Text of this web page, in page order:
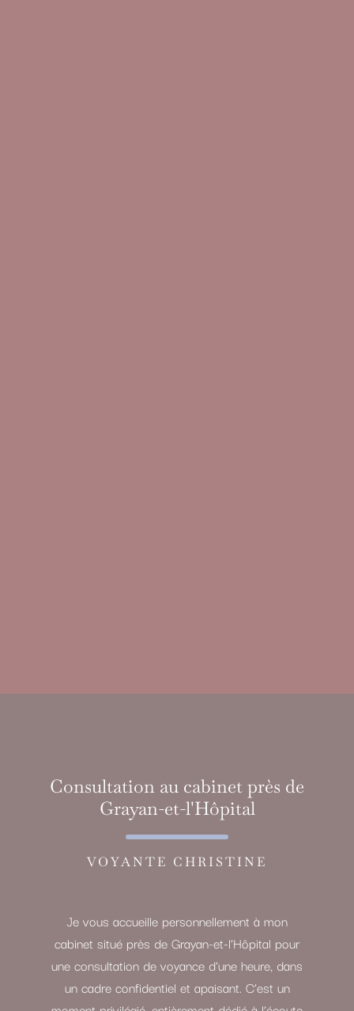
Consultation au cabinet près de
Grayan-et-l'Hôpital
VOYANTE CHRISTINE
Je vous accueille personnellement à mon
cabinet situé près de Grayan-et-l’Hôpital pour
une consultation de voyance d’une heure, dans
un cadre confidentiel et apaisant. C’est un